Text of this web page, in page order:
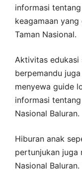
informasi
keagamaan
Taman Nasional.
Aktivitas
berpemandu
menyewa guide
informasi
Nasional Baluran.
Hiburan anak
pertunjukan juga
Nasional